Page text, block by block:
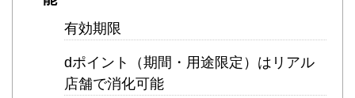
有効期限
dポイント（期間・用途限定）はリアル
店舗で消化可能